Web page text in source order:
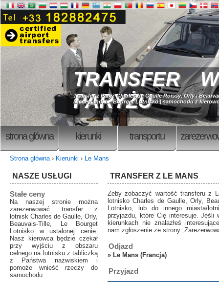
TRANSFER W
PARYŻU
Transfer z Paryż Charles de Gaulle Roissy, Orly i
Disneyland, Le Bourget Lotnisko | samochodu z
strona główna kierunki transportu
Strona główna› Kierunki › Le Mans
TRANSFER Z LE MANS
Żeby zobaczyć wartość transferu z
lotnisko Charles de Gaulle, Orly,
Lotnisko, lub do innego miasta/
przyjazdu, które Cię interesuje. Jeśli
kierunkach nie znalazłeś
nam zgłoszenie ze strony
Odjazd
» Le Mans (Francja)
Przyjazd
NASZE USŁUGI
Stałe ceny
Na naszej stronie można
zarezerwować transfer z
lotnisk Charles de Gaulle, Orly,
Beauvais-Tille, Le Bourget
Lotnisko w ustalonej cenie.
Nasz kierowca będzie czekał
przy wyjściu z obszaru
celnego na lotnisku z tabliczką
z Państwa nazwiskiem i
pomoże wnieść rzeczy do
samochodu